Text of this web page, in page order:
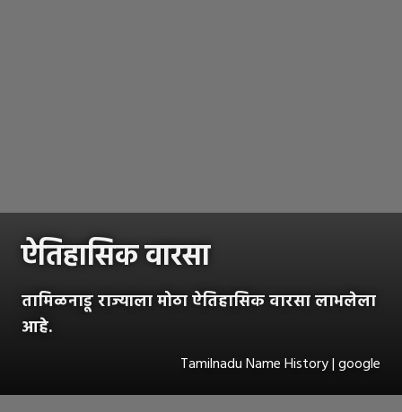
ऐतिहासिक वारसा
तामिळनाडू राज्याला मोठा ऐतिहासिक वारसा लाभलेला
आहे.
Tamilnadu Name History | google